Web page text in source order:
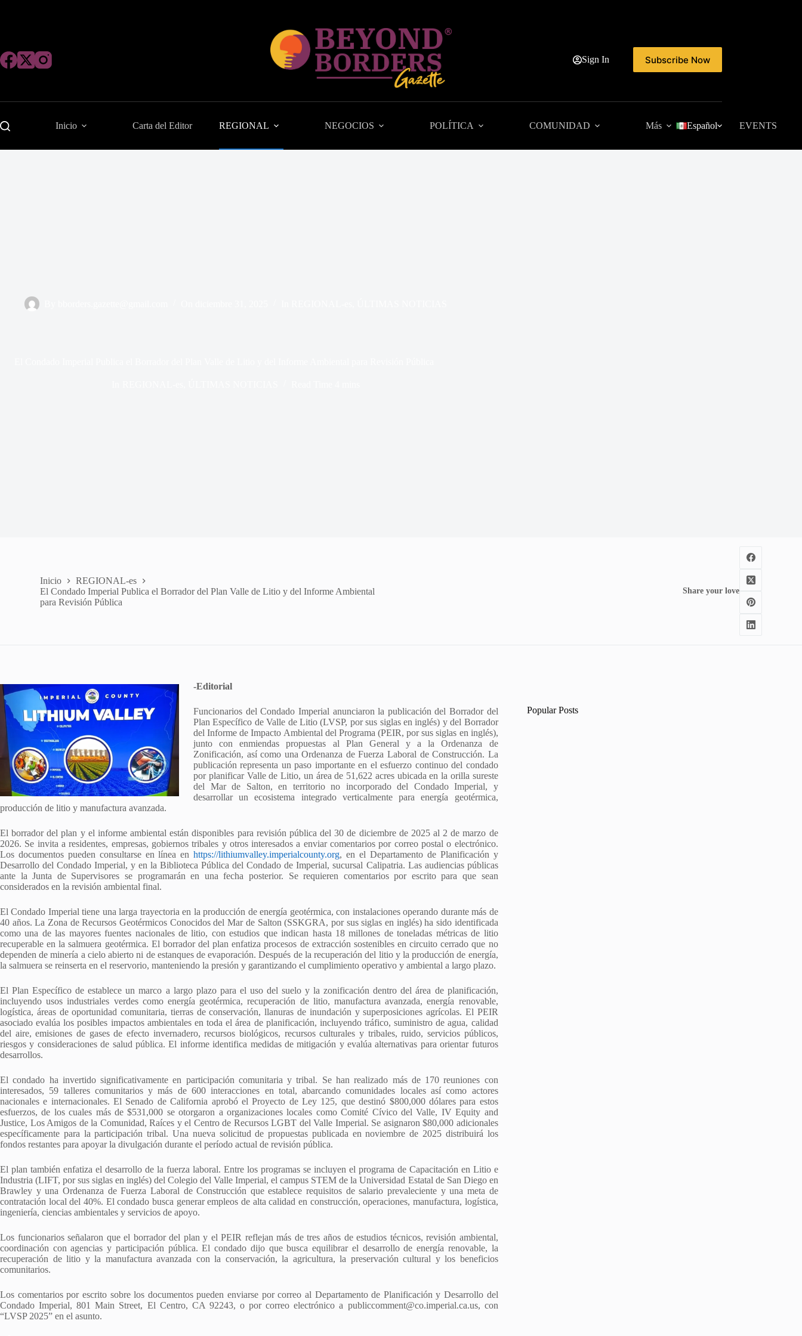
Sign In Subscribe Now
Inicio Carta del Editor REGIONAL NEGOCIOS POLÍTICA COMUNIDAD Más EVENTS
Español
Inicio
REGIONAL-es
El Condado Imperial Publica el Borrador del Plan Valle de Litio y del Informe Ambiental
para Revisión Pública
Share your love
-Editorial
Funcionarios del Condado Imperial anunciaron la publicación del Borrador del
Plan Específico de Valle de Litio (LVSP, por sus siglas en inglés) y del Borrador
del Informe de Impacto Ambiental del Programa (PEIR, por sus siglas en inglés),
junto con enmiendas propuestas al Plan General y a la Ordenanza de
Zonificación, así como una Ordenanza de Fuerza Laboral de Construcción. La
publicación representa un paso importante en el esfuerzo continuo del condado
por planificar Valle de Litio, un área de 51,622 acres ubicada en la orilla sureste
del Mar de Salton, en territorio no incorporado del Condado Imperial, y
desarrollar un ecosistema integrado verticalmente para energía geotérmica,
producción de litio y manufactura avanzada.
El borrador del plan y el informe ambiental están disponibles para revisión pública del 30 de diciembre de 2025 al 2 de marzo de
2026. Se invita a residentes, empresas, gobiernos tribales y otros interesados a enviar comentarios por correo postal o electrónico.
Los documentos pueden consultarse en línea enhttps://lithiumvalley.imperialcounty.org, en el Departamento de Planificación y
Desarrollo del Condado Imperial, y en la Biblioteca Pública del Condado de Imperial, sucursal Calipatria. Las audiencias públicas
ante la Junta de Supervisores se programarán en una fecha posterior. Se requieren comentarios por escrito para que sean
considerados en la revisión ambiental final.
El Condado Imperial tiene una larga trayectoria en la producción de energía geotérmica, con instalaciones operando durante más de
40 años. La Zona de Recursos Geotérmicos Conocidos del Mar de Salton (SSKGRA, por sus siglas en inglés) ha sido identificada
como una de las mayores fuentes nacionales de litio, con estudios que indican hasta 18 millones de toneladas métricas de litio
recuperable en la salmuera geotérmica. El borrador del plan enfatiza procesos de extracción sostenibles en circuito cerrado que no
dependen de minería a cielo abierto ni de estanques de evaporación. Después de la recuperación del litio y la producción de energía,
la salmuera se reinserta en el reservorio, manteniendo la presión y garantizando el cumplimiento operativo y ambiental a largo plazo.
El Plan Específico de establece un marco a largo plazo para el uso del suelo y la zonificación dentro del área de planificación,
incluyendo usos industriales verdes como energía geotérmica, recuperación de litio, manufactura avanzada, energía renovable,
logística, áreas de oportunidad comunitaria, tierras de conservación, llanuras de inundación y superposiciones agrícolas. El PEIR
asociado evalúa los posibles impactos ambientales en toda el área de planificación, incluyendo tráfico, suministro de agua, calidad
del aire, emisiones de gases de efecto invernadero, recursos biológicos, recursos culturales y tribales, ruido, servicios públicos,
riesgos y consideraciones de salud pública. El informe identifica medidas de mitigación y evalúa alternativas para orientar futuros
desarrollos.
El condado ha invertido significativamente en participación comunitaria y tribal. Se han realizado más de 170 reuniones con
interesados, 59 talleres comunitarios y más de 600 interacciones en total, abarcando comunidades locales así como actores
nacionales e internacionales. El Senado de California aprobó el Proyecto de Ley 125, que destinó $800,000 dólares para estos
esfuerzos, de los cuales más de $531,000 se otorgaron a organizaciones locales como Comité Cívico del Valle, IV Equity and
Justice, Los Amigos de la Comunidad, Raíces y el Centro de Recursos LGBT del Valle Imperial. Se asignaron $80,000 adicionales
específicamente para la participación tribal. Una nueva solicitud de propuestas publicada en noviembre de 2025 distribuirá los
fondos restantes para apoyar la divulgación durante el período actual de revisión pública.
El plan también enfatiza el desarrollo de la fuerza laboral. Entre los programas se incluyen el programa de Capacitación en Litio e
Industria (LIFT, por sus siglas en inglés) del Colegio del Valle Imperial, el campus STEM de la Universidad Estatal de San Diego en
Brawley y una Ordenanza de Fuerza Laboral de Construcción que establece requisitos de salario prevaleciente y una meta de
contratación local del 40%. El condado busca generar empleos de alta calidad en construcción, operaciones, manufactura, logística,
ingeniería, ciencias ambientales y servicios de apoyo.
Los funcionarios señalaron que el borrador del plan y el PEIR reflejan más de tres años de estudios técnicos, revisión ambiental,
coordinación con agencias y participación pública. El condado dijo que busca equilibrar el desarrollo de energía renovable, la
recuperación de litio y la manufactura avanzada con la conservación, la agricultura, la preservación cultural y los beneficios
comunitarios.
Los comentarios por escrito sobre los documentos pueden enviarse por correo al Departamento de Planificación y Desarrollo del
Condado Imperial, 801 Main Street, El Centro, CA 92243, o por correo electrónico a publiccomment@co.imperial.ca.us, con
“LVSP 2025” en el asunto.
Popular Posts